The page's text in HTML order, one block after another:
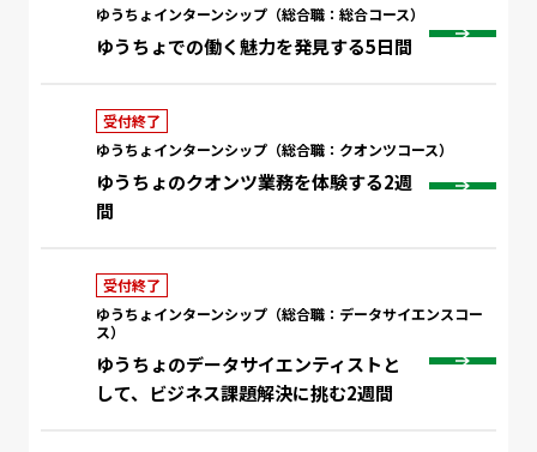
ゆうちょインターンシップ（総合職：総合コース）
ゆうちょでの働く魅力を発見する5日間
受付終了
ゆうちょインターンシップ（総合職：クオンツコース）
ゆうちょのクオンツ業務を体験する2週
間
受付終了
ゆうちょインターンシップ（総合職：データサイエンスコー
ス）
ゆうちょのデータサイエンティストと
して、ビジネス課題解決に挑む2週間